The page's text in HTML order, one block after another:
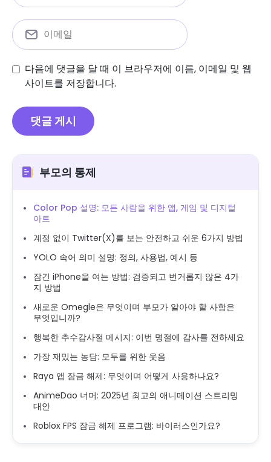
다음에 댓글을 달 때 이 브라우저에 이름, 이메일 및 웹
사이트를 저장합니다.
부모의 통제
Color Pop 설명: 모든 사람을 위한 앱, 게임 및 디지털
아트
계정 없이 Twitter(X)를 보는 안전하고 쉬운 6가지 방법
YOLO 속어 의미 설명: 정의, 사용법, 예시 등
잠긴 iPhone을 여는 방법: 검증되고 번거롭지 않은 4가
지 방법
새로운 Omegle은 무엇이며 부모가 알아야 할 사항은
무엇입니까?
행복한 추수감사절 메시지: 이번 명절에 감사를 전하세요
가장 재밌는 농담: 모두를 위한 웃음
Raya 앱 잠금 해제: 무엇이며 어떻게 사용하나요?
AnimeDao 너머: 2025년 최고의 애니메이션 스트리밍
대안
Roblox FPS 잠금 해제 프로그램: 바이러스인가요?